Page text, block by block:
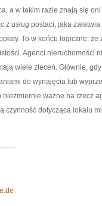
a w takim razie znają się
z usług postaci, jaka
To w końcu logiczne,
Agenci nieruchomości
wiele zleceń. Głównie,
do wynajęcia lub
niezmiernie ważne na rzecz
czynność dotyczącą lokalu